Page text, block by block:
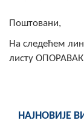
Поштовани,
На следећем
листу
НАЈНОВИЈЕ